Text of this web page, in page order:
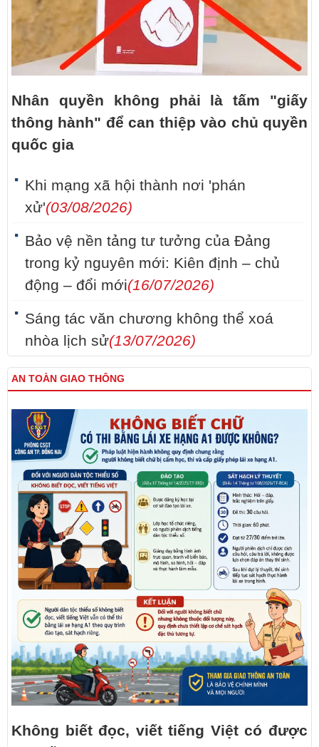
Nhân quyền không phải là tấm "giấy
thông hành" để can thiệp vào chủ quyền
quốc gia
Khi mạng xã hội thành nơi 'phán
xử'(03/08/2026)
Bảo vệ nền tảng tư tưởng của Đảng
trong kỷ nguyên mới: Kiên định – chủ
động – đổi mới(16/07/2026)
Sáng tác văn chương không thể xoá
nhòa lịch sử(13/07/2026)
AN TOÀN GIAO THÔNG
Không biết đọc, viết tiếng Việt có được